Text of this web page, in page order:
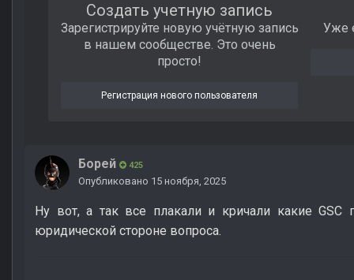
Создать учетную запись
Зарегистрируйте новую учётную запись
в нашем сообществе. Это очень
просто!
Регистрация нового пользователя
Уже
Борей 425
Опубликовано 15 ноября, 2025
Ну вот, а так все плакали и кричали какие GSC
юридической стороне вопроса.